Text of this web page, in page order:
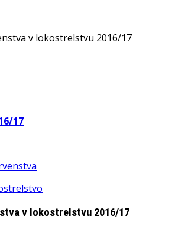
17
v lokostrelstvu 2016/17